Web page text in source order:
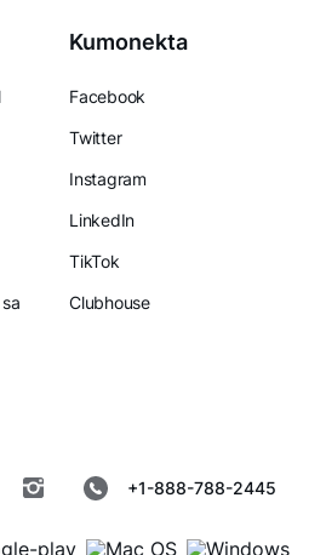
Kumonekta
Facebook
Twitter
Instagram
LinkedIn
TikTok
Clubhouse
+1-888-788-2445